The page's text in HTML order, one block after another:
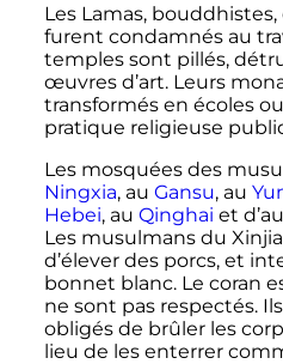
Les Lamas,
furent condamnés au
temples sont pillés,
œuvres d’art. Leurs
transformés en écoles
pratique religieuse
Les mosquées des
Ningxia, au Gansu, au
Hebei, au Qinghai et
Les musulmans du
d’élever des porcs, et
bonnet blanc. Le coran
ne sont pas respectés.
obligés de brûler les
lieu de les enterrer